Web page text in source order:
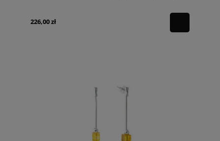
226,00 zł